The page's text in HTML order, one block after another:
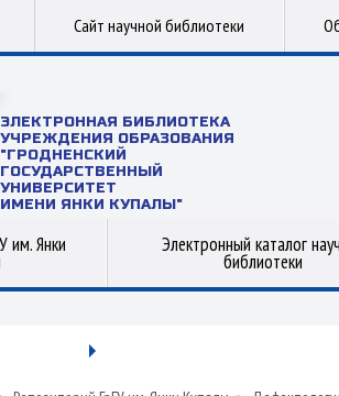
Сайт научной библиотеки
ЭЛЕКТРОННАЯ БИБЛИОТЕКА
УЧРЕЖДЕНИЯ ОБРАЗОВАНИЯ
"ГРОДНЕНСКИЙ
ГОСУДАРСТВЕННЫЙ
УНИВЕРСИТЕТ
ИМЕНИ ЯНКИ КУПАЛЫ"
им. Янки Электронный каталог
библиотеки